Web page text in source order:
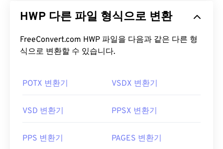
HWP 다른 파일 형식으로 변환
FreeConvert.com HWP 파일을 다음과 같은 다른 형
식으로 변환할 수 있습니다.
POTX 변환기 VSDX 변환기
VSD 변환기 PPSX 변환기
PPS 변환기 PAGES 변환기